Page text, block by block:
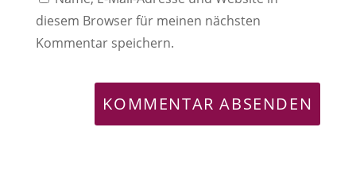
diesem Browser für meinen nächsten
Kommentar speichern.